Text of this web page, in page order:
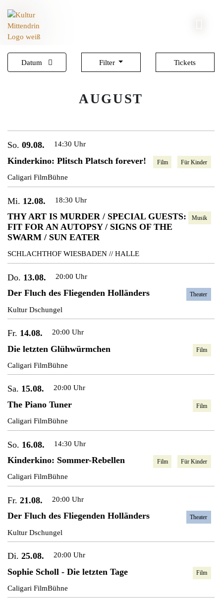
Datum Filter Tickets
AUGUST
So. 09.08. 14:30 Uhr
Kinderkino: Plitsch Platsch forever!
Caligari FilmBühne
Film Für Kinder
Mi. 12.08. 18:30 Uhr
THY ART IS MURDER / SPECIAL GUESTS:
FIT FOR AN AUTOPSY / SIGNS OF THE
SWARM / SUN EATER
SCHLACHTHOF WIESBADEN // HALLE
Musik
Do. 13.08. 20:00 Uhr
Der Fluch des Fliegenden Holländers
Kultur Dschungel
Theater
Fr. 14.08. 20:00 Uhr
Die letzten Glühwürmchen
Caligari FilmBühne
Film
Sa. 15.08. 20:00 Uhr
The Piano Tuner
Caligari FilmBühne
Film
So. 16.08. 14:30 Uhr
Kinderkino: Sommer-Rebellen
Caligari FilmBühne
Film Für Kinder
Fr. 21.08. 20:00 Uhr
Der Fluch des Fliegenden Holländers
Kultur Dschungel
Theater
Di. 25.08. 20:00 Uhr
Sophie Scholl - Die letzten Tage
Caligari FilmBühne
Film